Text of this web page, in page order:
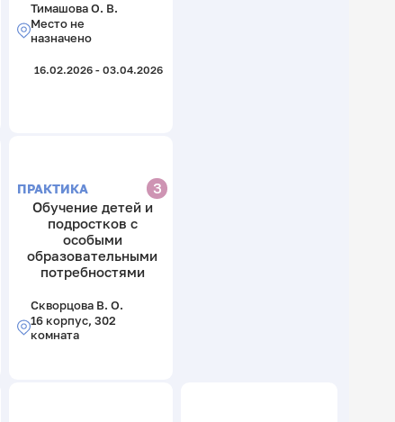
Тимашова О. В.
Место не
назначено
16.02.2026 - 03.04.2026
ПРАКТИКА
З
Обучение детей и
подростков с
особыми
образовательными
потребностями
Скворцова В. О.
16 корпус, 302
комната